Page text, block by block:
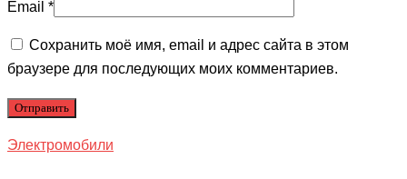
Email *
Сохранить моё имя, email и адрес сайта в этом
браузере для последующих моих комментариев.
Электромобили